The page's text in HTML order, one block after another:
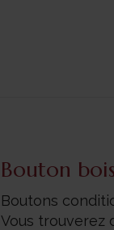
Bouton
Boutons
Vous trouverez